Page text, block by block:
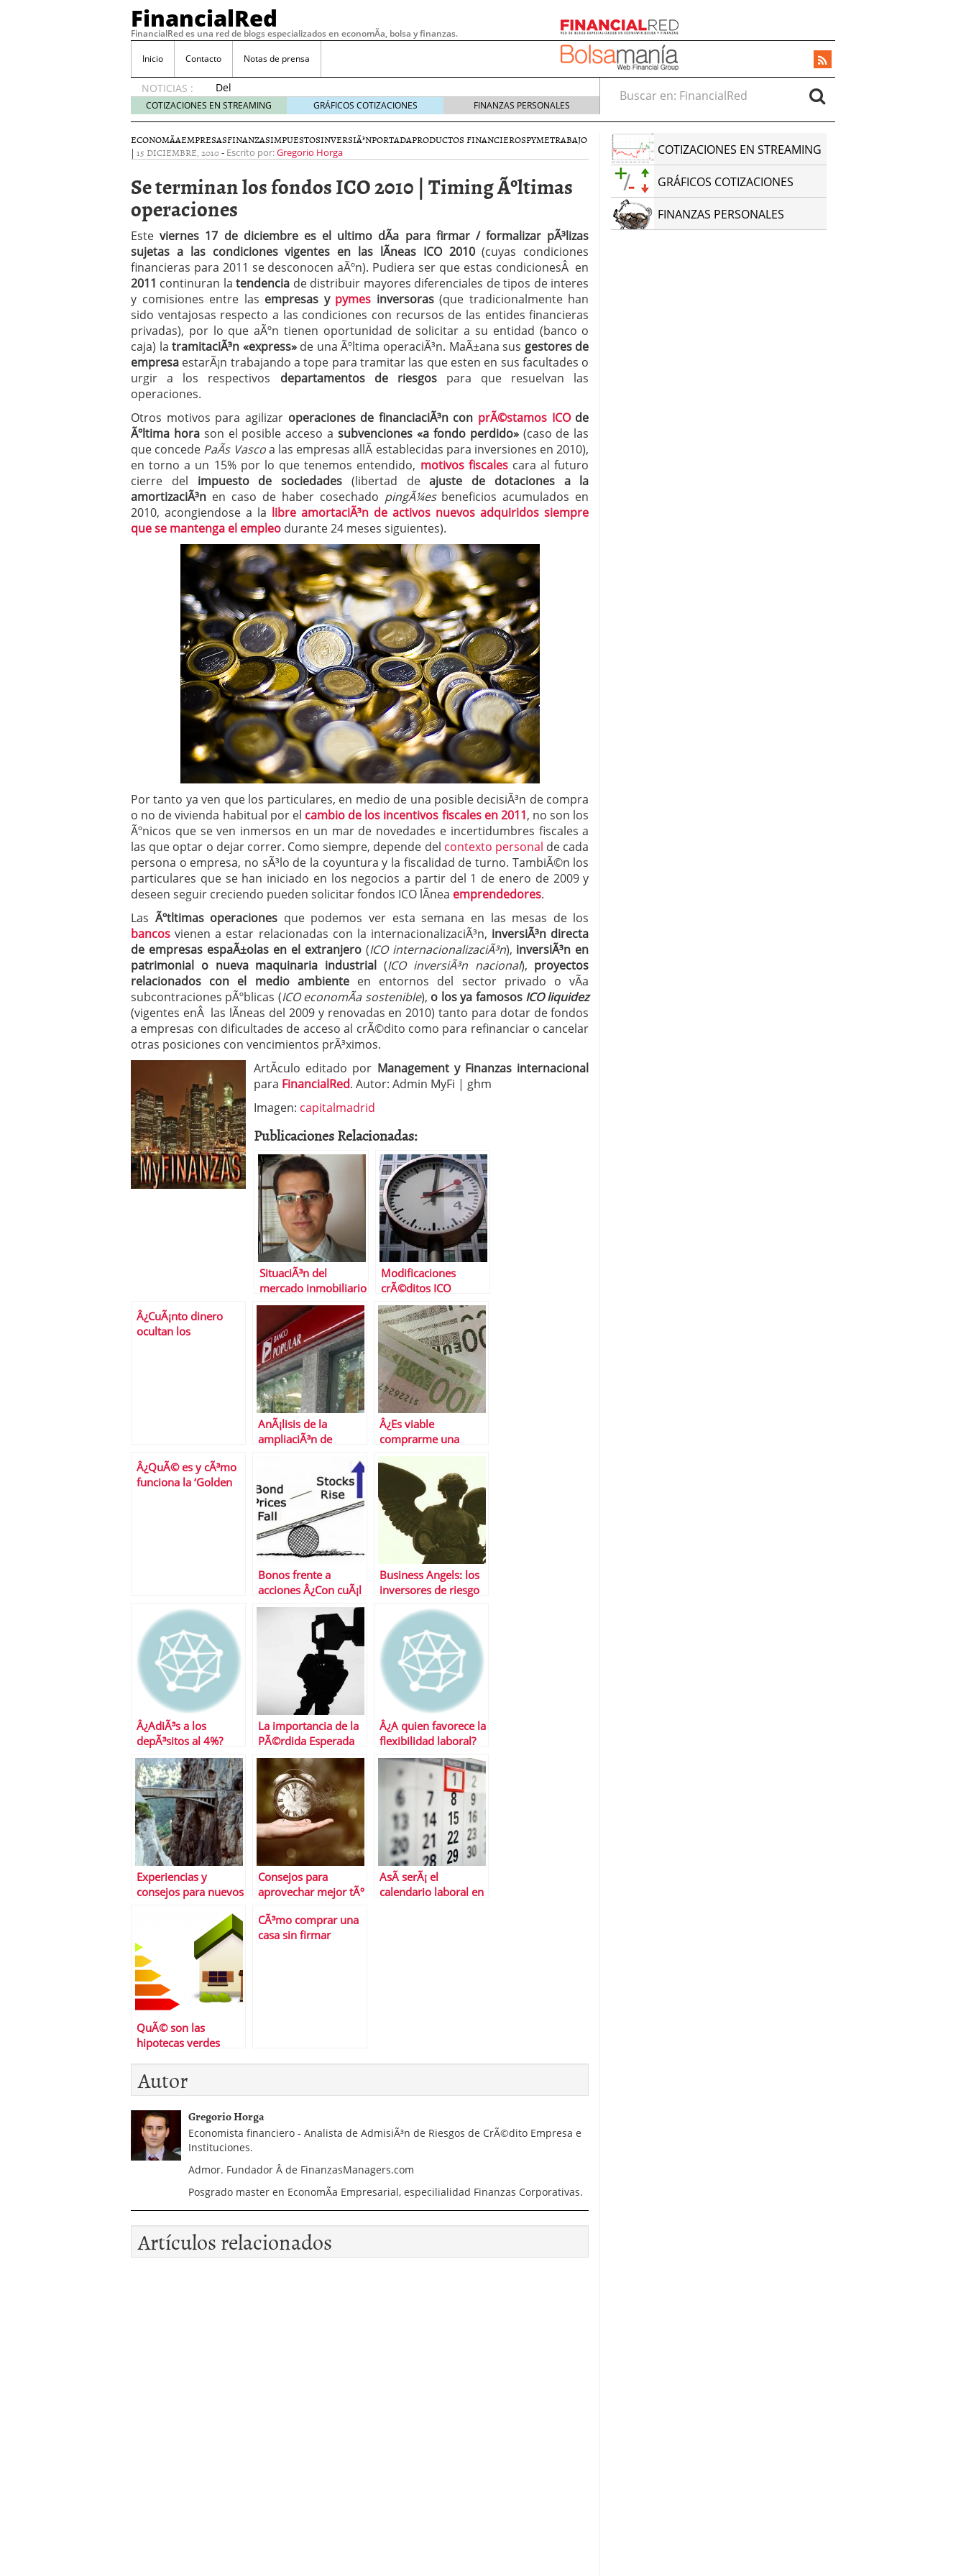
FinancialRed
FinancialRed es una red de blogs especializados en economÃ­a, bolsa y finanzas.
Inicio Contacto Notas de prensa
NOTICIAS :
Del
depósito
a la
cómo
está
la
del
ahorro
en
España
05/08/2026
Seguros de convenio en pymes: la obligación que muchas empresas
descubren cuando ya es demasiado tarde 20/07/2026
ReseÃ±a de SIFX: Lo Que Deben Saber los Traders Mexicanos Antes de
Operar 29/06/2026
Crear empresa online vs proceso tradicional: ventajas reales para pymes
29/05/2026
CÃ³mo afrontar una baja mÃ©dica cuando trabajas por cuenta propia
26/05/2026
COTIZACIONES EN STREAMING GRÁFICOS COTIZACIONES FINANZAS PERSONALES
Buscar en:
ECONOMÃ­AEMPRESASFINANZASIMPUESTOSINVERSIÃ³NPORTADAPRODUCTOS FINANCIEROSPYMETRABAJO
| 15 DICIEMBRE, 2010- Escrito por:Gregorio Horga
Se terminan los fondos ICO 2010 | Timing Ãºltimas
operaciones
Este viernes 17 de diciembre es el ultimo dÃ­a para firmar / formalizar pÃ³lizas
sujetas a las condiciones vigentes en las lÃ­neas ICO 2010(cuyas condiciones
financieras para 2011 se desconocen aÃºn). Pudiera ser que estas condicionesÂ en
2011 continuran latendencia de distribuir mayores diferenciales de tipos de interes
y comisiones entre las empresas y pymes inversoras(que tradicionalmente han
sido ventajosas respecto a las condiciones con recursos de las entides financieras
privadas), por lo que aÃºn tienen oportunidad de solicitar a su entidad (banco o
caja) latramitaciÃ³n «express»de una Ãºltima operaciÃ³n. MaÃ±ana sus gestores de
empresa estarÃ¡n trabajando a tope para tramitar las que esten en sus facultades o
urgir a los respectivos departamentos de riesgos para que resuelvan las
operaciones.
Otros motivos para agilizar operaciones de financiaciÃ³n con prÃ©stamos ICOde
Ãºltima horason el posible acceso asubvenciones «a fondo perdido» (caso de las
que concede PaÃ­s Vascoa las empresas allÃ­ establecidas para inversiones en 2010),
en torno a un 15% por lo que tenemos entendido, motivos fiscalescara al futuro
cierre del impuesto de sociedades (libertad deajuste de dotaciones a la
amortizaciÃ³n en caso de haber cosechado pingÃ¼esbeneficios acumulados en
2010, acongiendose a la libre amortaciÃ³n de activos nuevos adquiridos siempre
que se mantenga el empleo durante 24 meses siguientes).
Por tanto ya ven que los particulares, en medio de una posible decisiÃ³n de compra
o no de vivienda habitual por el cambio de los incentivos fiscales en 2011, no son los
Ãºnicos que se ven inmersos en un mar de novedades e incertidumbres fiscales a
las que optar o dejar correr. Como siempre, depende del contexto personal de cada
persona o empresa, no sÃ³lo de la coyuntura y la fiscalidad de turno. TambiÃ©n los
particulares que se han iniciado en los negocios a partir del 1 de enero de 2009 y
deseen seguir creciendo pueden solicitar fondos ICO lÃ­nea emprendedores.
Las Ãºtltimas operaciones que podemos ver esta semana en las mesas de los
bancos vienen a estar relacionadas con la internacionalizaciÃ³n, inversiÃ³n directa
de empresas espaÃ±olas en el extranjero(ICO internacionalizaciÃ³n), inversiÃ³n en
patrimonial o nueva maquinaria industrial (ICO inversiÃ³n nacional), proyectos
relacionados con el medio ambienteen entornos del sector privado o vÃ­a
subcontraciones pÃºblicas (ICO economÃ­a sostenible), o los ya famosos ICO liquidez
(vigentes enÂ las lÃ­neas del 2009 y renovadas en 2010) tanto para dotar de fondos
a empresas con dificultades de acceso al crÃ©dito como para refinanciar o cancelar
otras posiciones con vencimientos prÃ³ximos.
ArtÃ­culo editado por Management y Finanzas internacional
para FinancialRed. Autor: Admin MyFi | ghm
Imagen: capitalmadrid
Publicaciones Relacionadas:
SituaciÃ³n del
mercado inmobiliario
espaÃ±ol
independientemente
del tipo IVA
Modificaciones
crÃ©ditos ICO
liquidez junio 2012 |
El ICO esta igual de
nervioso que el
mercado
Â¿CuÃ¡nto dinero
ocultan los
AnÃ¡lisis de la
ampliaciÃ³n de
de sus convertibles
Â¿Es viable
comprarme una
Empresa en tiempos
de crisis?
Â¿QuÃ© es y cÃ³mo
funciona la ‘Golden
Bonos frente a
acciones Â¿Con cuÃ¡l
nos quedamos?
Business Angels: los
inversores de riesgo
Â¿AdiÃ³s a los
depÃ³sitos al 4%?
La importancia de la
PÃ©rdida Esperada
Â¿A quien favorece la
flexibilidad laboral?
Experiencias y
consejos para nuevos
Consejos para
aprovechar mejor tÃº
AsÃ­ serÃ¡ el
calendario laboral en
QuÃ© son las
hipotecas verdes
CÃ³mo comprar una
casa sin firmar
Autor
Gregorio Horga
Economista financiero - Analista de AdmisiÃ³n de Riesgos de CrÃ©dito Empresa e
Instituciones.
Admor. Fundador Â de FinanzasManagers.com
Posgrado master en EconomÃ­a Empresarial, especilialidad Finanzas Corporativas.
Artículos relacionados
COTIZACIONES EN STREAMING
GRÁFICOS COTIZACIONES
FINANZAS PERSONALES